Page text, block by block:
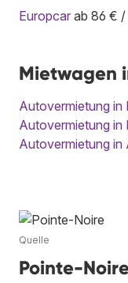
Europcar ab 86 € /
Mietwagen
Autovermietung in
Autovermietung in
Autovermietung in
Quelle
Pointe-